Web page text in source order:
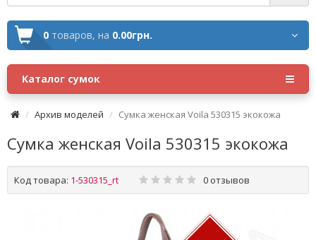
0 товаров, на 0.00грн.
Каталог сумок
Архив моделей Сумка женская Voila 530315 экокожа
Сумка женская Voila 530315 экокожа
Код товара: 1-530315_rt 0 отзывов